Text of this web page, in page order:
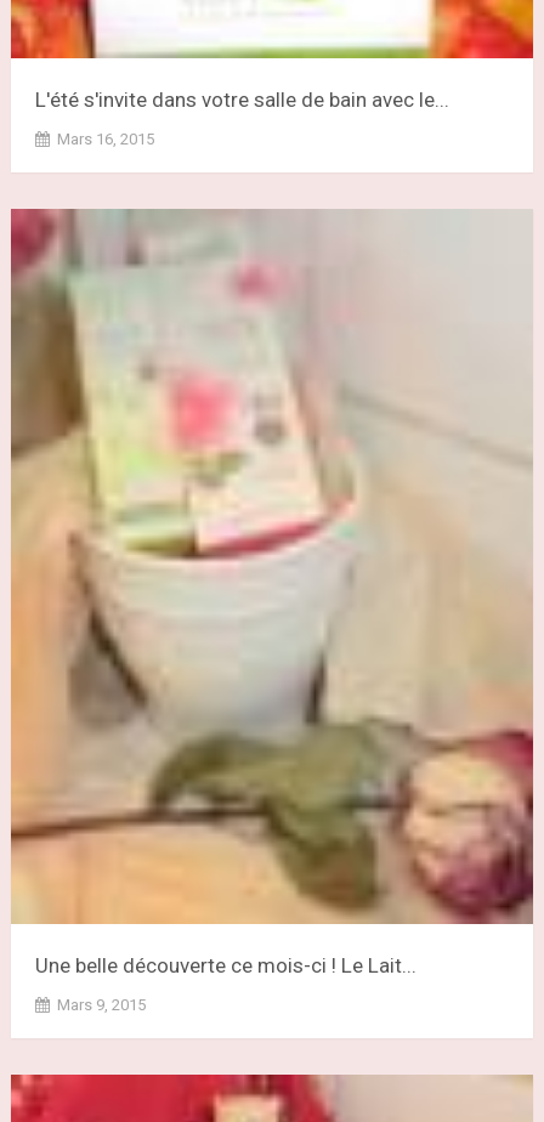
L'été s'invite dans votre salle de bain avec le...
Mars 16, 2015
Une belle découverte ce mois-ci ! Le Lait...
Mars 9, 2015